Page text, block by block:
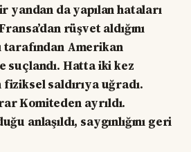
yandan da yapılan hataları
rüşvet aldığını
tarafından Amerikan
suçlandı. Hatta iki kez
saldırıya uğradı.
Komiteden ayrıldı.
anlaşıldı, saygınlığını geri